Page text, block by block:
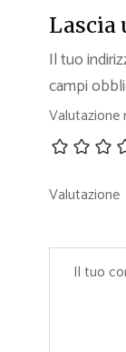
Lascia
Il tuo
campi
Valutazione
Valutazione